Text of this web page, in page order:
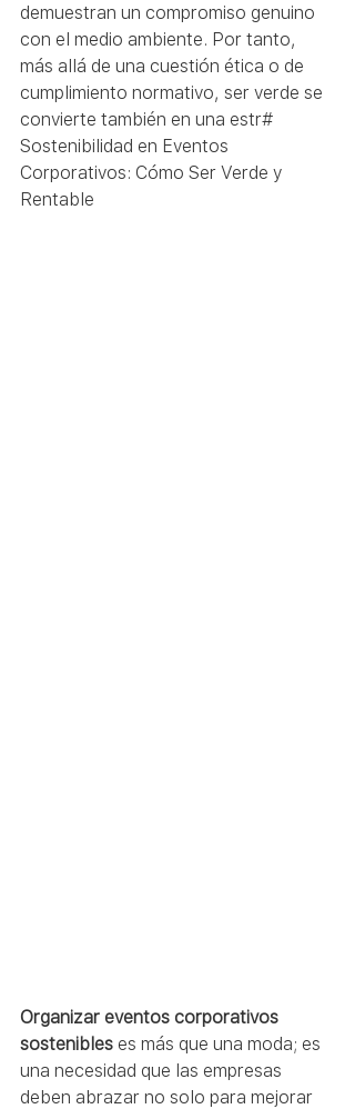
demuestran un compromiso genuino
con el medio ambiente. Por tanto,
más allá de una cuestión ética o de
cumplimiento normativo, ser verde se
convierte también en una estr#
Sostenibilidad en Eventos
Corporativos: Cómo Ser Verde y
Rentable
Organizar eventos corporativos
sostenibles es más que una moda; es
una necesidad que las empresas
deben abrazar no solo para mejorar